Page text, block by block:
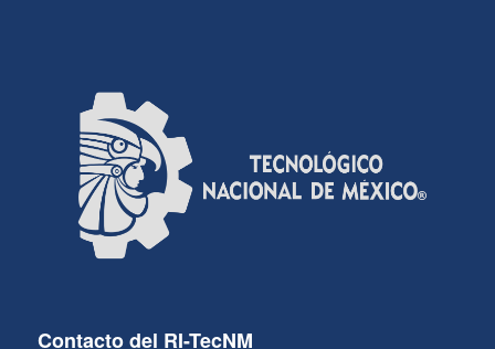
Contacto del RI-TecNM